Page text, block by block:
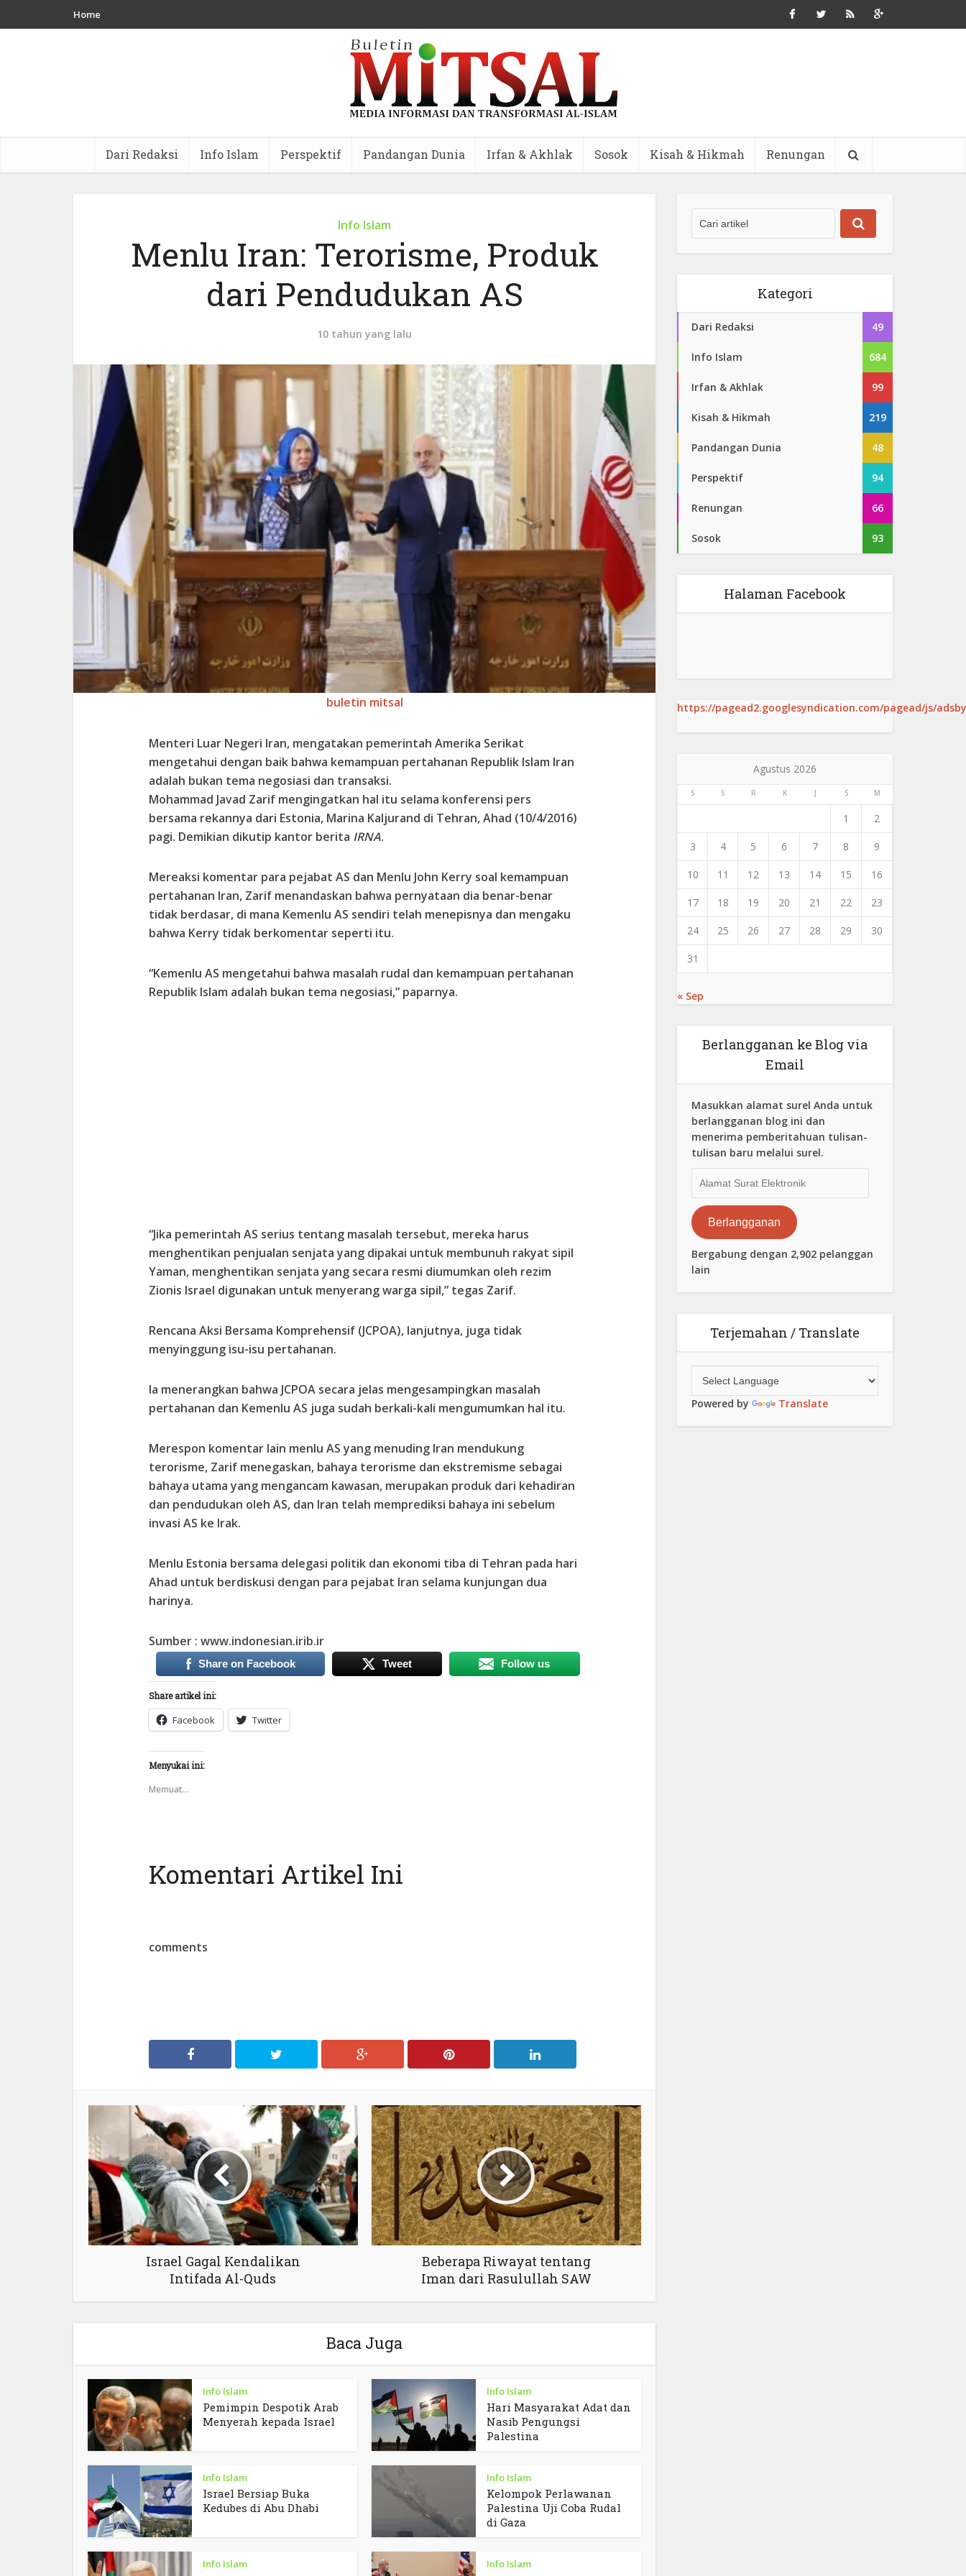
Home
Dari Redaksi Info Islam Perspektif Pandangan Dunia Irfan & Akhlak Sosok Kisah & Hikmah Renungan
Info Islam
Menlu Iran: Terorisme, Produk
dari Pendudukan AS
10 tahun yang lalu
buletin mitsal
Menteri Luar Negeri Iran, mengatakan pemerintah Amerika Serikat
mengetahui dengan baik bahwa kemampuan pertahanan Republik Islam Iran
adalah bukan tema negosiasi dan transaksi.
Mohammad Javad Zarif mengingatkan hal itu selama konferensi pers
bersama rekannya dari Estonia, Marina Kaljurand di Tehran, Ahad (10/4/2016)
pagi. Demikian dikutip kantor berita IRNA.
Mereaksi komentar para pejabat AS dan Menlu John Kerry soal kemampuan
pertahanan Iran, Zarif menandaskan bahwa pernyataan dia benar-benar
tidak berdasar, di mana Kemenlu AS sendiri telah menepisnya dan mengaku
bahwa Kerry tidak berkomentar seperti itu.
“Kemenlu AS mengetahui bahwa masalah rudal dan kemampuan pertahanan
Republik Islam adalah bukan tema negosiasi,” paparnya.
“Jika pemerintah AS serius tentang masalah tersebut, mereka harus
menghentikan penjualan senjata yang dipakai untuk membunuh rakyat sipil
Yaman, menghentikan senjata yang secara resmi diumumkan oleh rezim
Zionis Israel digunakan untuk menyerang warga sipil,” tegas Zarif.
Rencana Aksi Bersama Komprehensif (JCPOA), lanjutnya, juga tidak
menyinggung isu-isu pertahanan.
Ia menerangkan bahwa JCPOA secara jelas mengesampingkan masalah
pertahanan dan Kemenlu AS juga sudah berkali-kali mengumumkan hal itu.
Merespon komentar lain menlu AS yang menuding Iran mendukung
terorisme, Zarif menegaskan, bahaya terorisme dan ekstremisme sebagai
bahaya utama yang mengancam kawasan, merupakan produk dari kehadiran
dan pendudukan oleh AS, dan Iran telah memprediksi bahaya ini sebelum
invasi AS ke Irak.
Menlu Estonia bersama delegasi politik dan ekonomi tiba di Tehran pada hari
Ahad untuk berdiskusi dengan para pejabat Iran selama kunjungan dua
harinya.
Sumber : www.indonesian.irib.ir
Share on Facebook Tweet Follow us
Share artikel ini:
Facebook Twitter
Menyukai ini:
Memuat...
Komentari Artikel Ini
comments
Israel Gagal Kendalikan
Intifada Al-Quds
Beberapa Riwayat tentang
Iman dari Rasulullah SAW
Baca Juga
Info Islam
Pemimpin Despotik Arab
Menyerah kepada Israel
Info Islam
Hari Masyarakat Adat dan
Nasib Pengungsi
Palestina
Info Islam
Israel Bersiap Buka
Kedubes di Abu Dhabi
Info Islam
Kelompok Perlawanan
Palestina Uji Coba Rudal
di Gaza
Info Islam Info Islam
Kategori
Dari Redaksi 49
Info Islam 684
Irfan & Akhlak 99
Kisah & Hikmah 219
Pandangan Dunia 48
Perspektif 94
Renungan 66
Sosok 93
Halaman Facebook
https://pagead2.googlesyndication.com/pagead/js/
Agustus 2026
S S R K J S M
1 2
3 4 5 6 7 8 9
10 11 12 13 14 15 16
17 18 19 20 21 22 23
24 25 26 27 28 29 30
31
« Sep
Berlangganan ke Blog via
Email
Masukkan alamat surel Anda untuk
berlangganan blog ini dan
menerima pemberitahuan tulisan-
tulisan baru melalui surel.
Surat
Elektronik
Berlangganan
Bergabung dengan 2,902 pelanggan
lain
Terjemahan / Translate
Powered by Translate